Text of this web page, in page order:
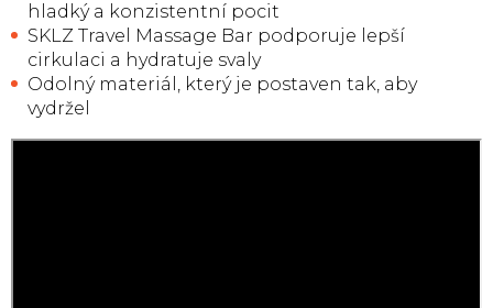
hladký a konzistentní pocit
SKLZ Travel Massage Bar podporuje lepší
cirkulaci a hydratuje svaly
Odolný materiál, který je postaven tak, aby
vydržel